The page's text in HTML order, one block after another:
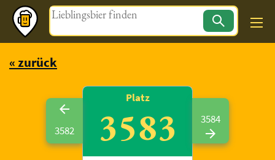
Magazin
« zurück
3582
Platz
3583 3584